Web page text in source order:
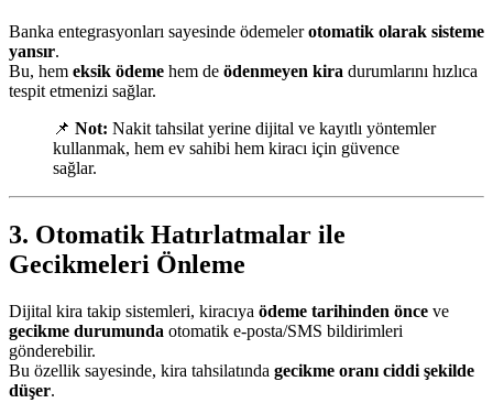
Banka entegrasyonları sayesinde ödemelerotomatik olarak sisteme
yansır.
Bu, hem eksik ödeme hem de ödenmeyen kira durumlarını hızlıca
tespit etmenizi sağlar.
📌 Not: Nakit tahsilat yerine dijital ve kayıtlı yöntemler
kullanmak, hem ev sahibi hem kiracı için güvence
sağlar.
3. Otomatik Hatırlatmalar ile
Gecikmeleri Önleme
Dijital kira takip sistemleri, kiracıya ödeme tarihinden önce ve
gecikme durumunda otomatik e-posta/SMS bildirimleri
gönderebilir.
Bu özellik sayesinde, kira tahsilatında gecikme oranı ciddi şekilde
düşer.